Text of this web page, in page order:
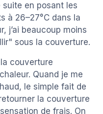
en posant les
à 26–27°C dans la
j’ai beaucoup moins
sous la couverture.
couverture
Quand je me
le simple fait de
la couverture
de frais. On